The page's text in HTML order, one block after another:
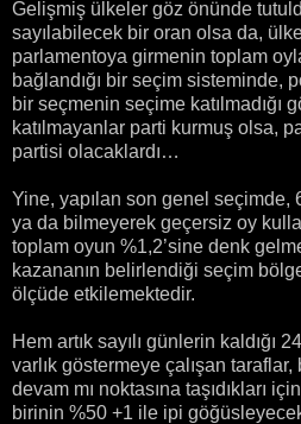
Gelişmiş ülkeler göz önünde
sayılabilecek bir oran olsa da,
parlamentoya girmenin toplam
bağlandığı bir seçim sisteminde,
bir seçmenin seçime
katılmayanlar parti kurmuş olsa,
partisi olacaklardı…
Yine, yapılan son genel seçimde,
ya da bilmeyerek geçersiz oy
toplam oyun %1,2’sine denk
kazananın belirlendiği seçim
ölçüde etkilemektedir.
Hem artık sayılı günlerin kaldığı
varlık göstermeye çalışan taraflar,
devam mı noktasına taşıdıkları
birinin %50 +1 ile ipi